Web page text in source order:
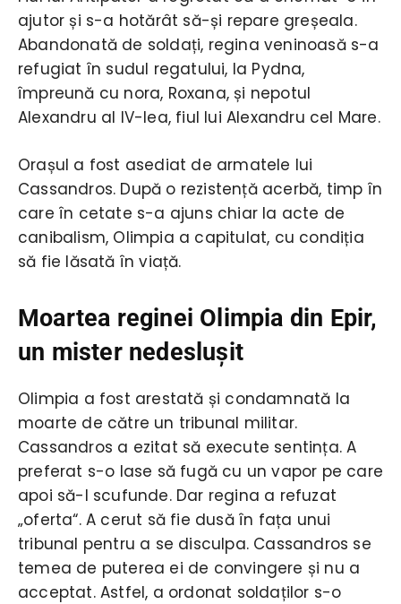
ajutor și s-a hotărât să-și repare greșeala.
Abandonată de soldați, regina veninoasă s-a
refugiat în sudul regatului, la Pydna,
împreună cu nora, Roxana, și nepotul
Alexandru al IV-lea, fiul lui Alexandru cel Mare.
Orașul a fost asediat de armatele lui
Cassandros. După o rezistență acerbă, timp în
care în cetate s-a ajuns chiar la acte de
canibalism, Olimpia a capitulat, cu condiția
să fie lăsată în viață.
Moartea reginei Olimpia din Epir,
un mister nedesluşit
Olimpia a fost arestată și condamnată la
moarte de către un tribunal militar.
Cassandros a ezitat să execute sentința. A
preferat s-o lase să fugă cu un vapor pe care
apoi să-l scufunde. Dar regina a refuzat
„oferta“. A cerut să fie dusă în fața unui
tribunal pentru a se disculpa. Cassandros se
temea de puterea ei de convingere și nu a
acceptat. Astfel, a ordonat soldaților s-o